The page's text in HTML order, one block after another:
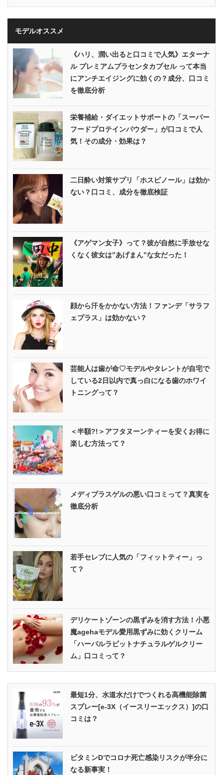
モデルオススメ
《ハリ、潤い出ると口コミで人気》エターナ
ル プレミアムプラセンタカプセル って本当
にアンチエイジングに効くの？成分、口コミ
を徹底分析
栄養補給・ダイエットサポートの「スーパー
フードプロテインパウダー」が口コミで人
気！その成分・効果は？
二日酔い対策サプリ「ホスピノール」は効か
ない？口コミ、成分を徹底検証
《アゲマン女子》って？彼が自然に手放せな
くなく彼女は”あげまん”な女だった！
顔から汗をかかない方法！ファンデ「サラフ
ェプラス」は効かない？
芸能人は歯が命♡モデルやタレントが自宅で
している2日以内で真っ白になる歯のホワイ
トニングって？
＜半額?!＞アフタヌーンティーを安くお得に
楽しむ方法って？
メディプラスゲルの悪い口コミって？真実を
徹底分析
若手セレブに人気の「フィットティー」っ
て？
デリケートゾーンの黒ずみを消す方法！小悪
魔agehaモデル愛用黒ずみに効くクリーム
「ハーバルラビットナチュラルゲルクリー
ム」口コミって？
最短1分、水道水だけでつくれる高機能除菌
スプレー[e-3X（イースリーエックス）]の口
コミは？
ビタミンDでコロナ死亡感染リスクが半分に
なる新事実！